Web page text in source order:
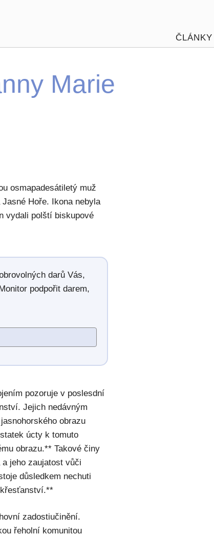
ČLÁNKY
Marie
osmapadesátiletý muž
Hoře. Ikona nebyla
vydali polští biskupové
darů Vás,
podpořit darem,
pozoruje v poslesdní
Jejich nedávným
obrazu
úcty k tomuto
obrazu.** Takové činy
jeho zaujatost vůči
důsledkem nechuti
zadostiučinění.
řeholní komunitou